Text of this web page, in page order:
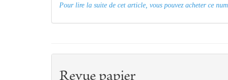
Pour lire la suite de cet article, vous pouvez acheter ce